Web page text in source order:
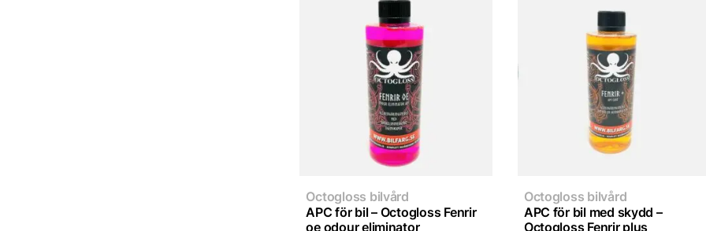
Octogloss bilvård
APC för bil – Octogloss Fenrir
oe odour eliminator
Octogloss bilvård
APC för bil med skydd –
Octogloss Fenrir plus